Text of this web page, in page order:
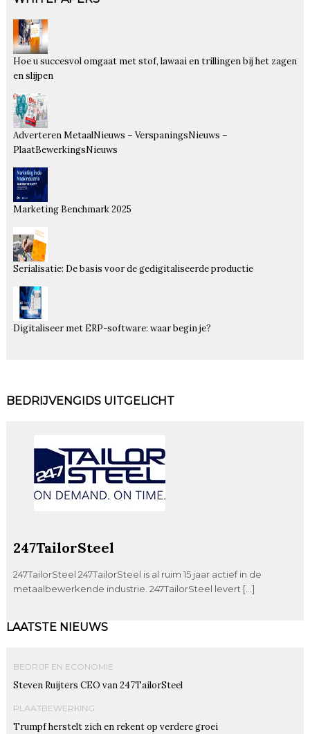
Hoe u succesvol omgaat met stof, lawaai en trillingen bij het zagen
en slijpen
Adverteren MetaalNieuws – VerspaningsNieuws –
PlaatBewerkingsNieuws
Marketing Benchmark 2025
Serialisatie: De basis voor de gedigitaliseerde productie
Digitaliseer met ERP-software: waar begin je?
BEDRIJVENGIDS UITGELICHT
247TailorSteel
247TailorSteel 247TailorSteel is al ruim 15 jaar actief in de
metaalbewerkende industrie. 247TailorSteel levert […]
LAATSTE NIEUWS
BEDRIJF EN ECONOMIE
Steven Ruijters CEO van 247TailorSteel
PLAATBEWERKING
Trumpf herstelt zich en rekent op verdere groei